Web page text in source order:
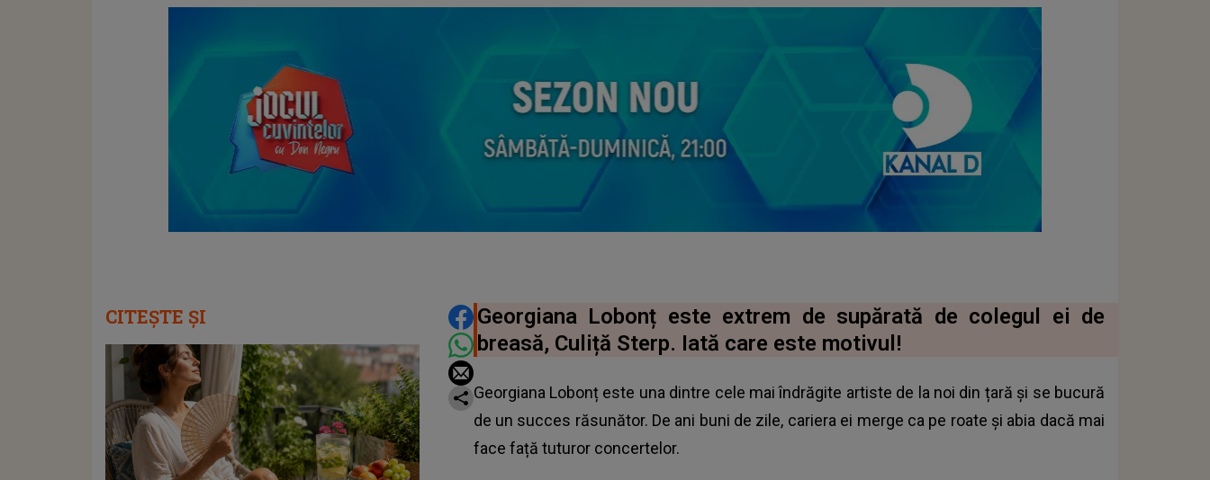
DISTRIBUIE ARTICOLUL
Georgiana Lobonț este extrem de supărată de colegul ei de
breasă, Culiță Sterp. Iată care este motivul!
Georgiana Lobonț este una dintre cele mai îndrăgite artiste de la noi din țară și se bucură
de un succes răsunător. De ani buni de zile, cariera ei merge ca pe roate și abia dacă mai
face față tuturor concertelor.
CITEȘTE ȘI